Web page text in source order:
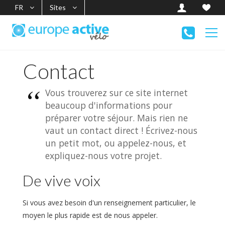
FR Sites
Contact
Vous trouverez sur ce site internet
beaucoup d'informations pour
préparer votre séjour. Mais rien ne
vaut un contact direct ! Écrivez-nous
un petit mot, ou appelez-nous, et
expliquez-nous votre projet.
De vive voix
Si vous avez besoin d'un renseignement particulier, le
moyen le plus rapide est de nous appeler.